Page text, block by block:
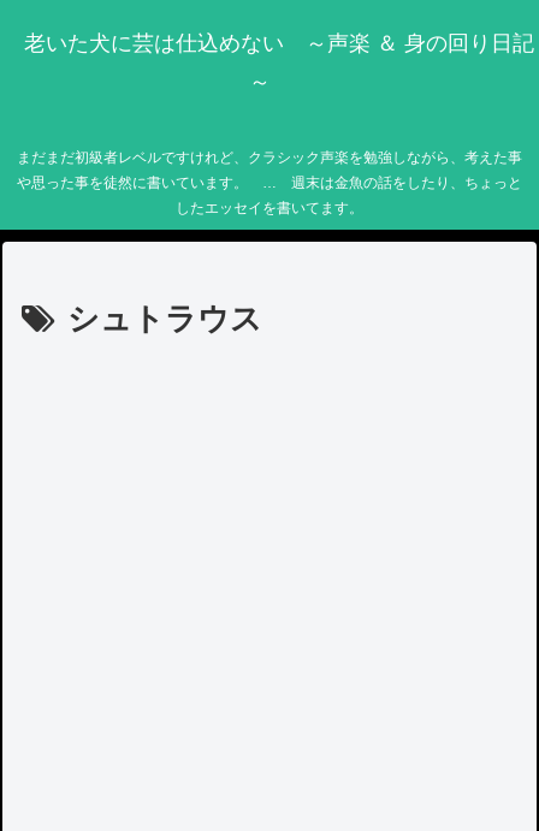
老いた犬に芸は仕込めない ～声楽 ＆ 身の回り日記
～
まだまだ初級者レベルですけれど、クラシック声楽を勉強しながら、考えた事
や思った事を徒然に書いています。 … 週末は金魚の話をしたり、ちょっと
したエッセイを書いてます。
シュトラウス